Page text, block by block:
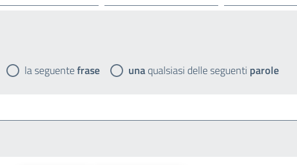
la seguentefrase unaqualsiasi delle seguenti parole